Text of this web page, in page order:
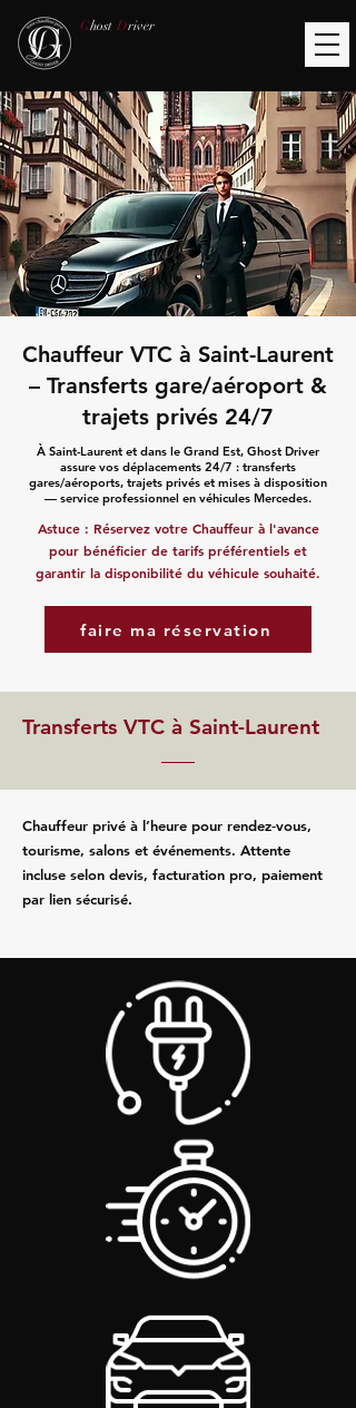
Ghost Driver
Chauffeur VTC à Saint-Laurent
– Transferts gare/aéroport &
trajets privés 24/7
À Saint-Laurent et dans le Grand Est, Ghost Driver
assure vos déplacements 24/7 : transferts
gares/aéroports, trajets privés et mises à disposition
— service professionnel en véhicules Mercedes.
Astuce : Réservez votre Chauffeur à l'avance
pour bénéficier de tarifs préférentiels et
garantir la disponibilité du véhicule souhaité.
faire ma réservation
Transferts VTC à Saint-Laurent
Chauffeur privé à l’heure pour rendez‑vous,
tourisme, salons et événements. Attente
incluse selon devis, facturation pro, paiement
par lien sécurisé.